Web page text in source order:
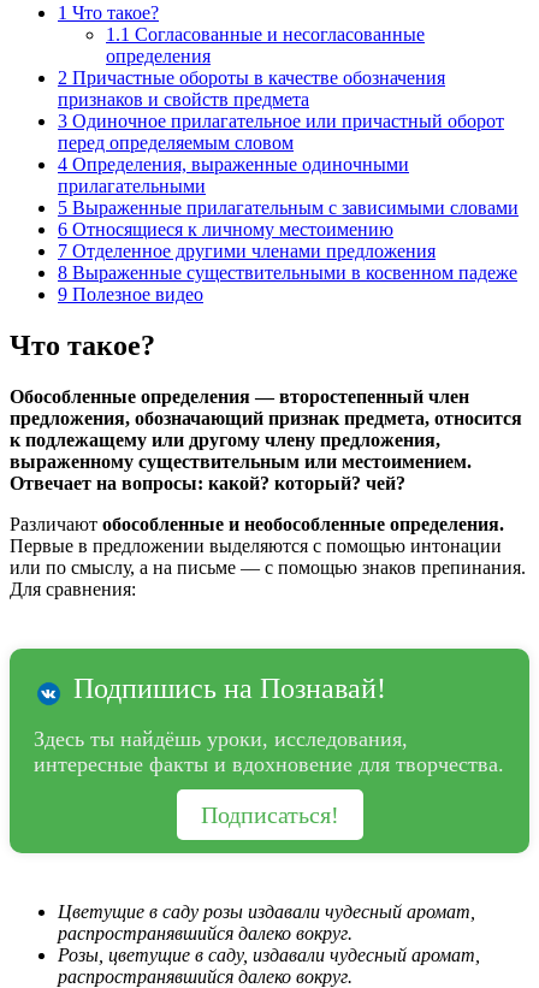
1 Что такое?
1.1 Согласованные и несогласованные
определения
2 Причастные обороты в качестве обозначения
признаков и свойств предмета
3 Одиночное прилагательное или причастный оборот
перед определяемым словом
4 Определения, выраженные одиночными
прилагательными
5 Выраженные прилагательным с зависимыми словами
6 Относящиеся к личному местоимению
7 Отделенное другими членами предложения
8 Выраженные существительными в косвенном падеже
9 Полезное видео
Что такое?
Обособленные определения — второстепенный член
предложения, обозначающий признак предмета, относится
к подлежащему или другому члену предложения,
выраженному существительным или местоимением.
Отвечает на вопросы: какой? который? чей?
Различают обособленные и необособленные определения.
Первые в предложении выделяются с помощью интонации
или по смыслу, а на письме — с помощью знаков препинания.
Для сравнения:
Подпишись на Познавай!
Здесь ты найдёшь уроки, исследования,
интересные факты и вдохновение для творчества.
Подписаться!
Цветущие в саду розы издавали чудесный аромат,
распространявшийся далеко вокруг.
Розы, цветущие в саду, издавали чудесный аромат,
распространявшийся далеко вокруг.